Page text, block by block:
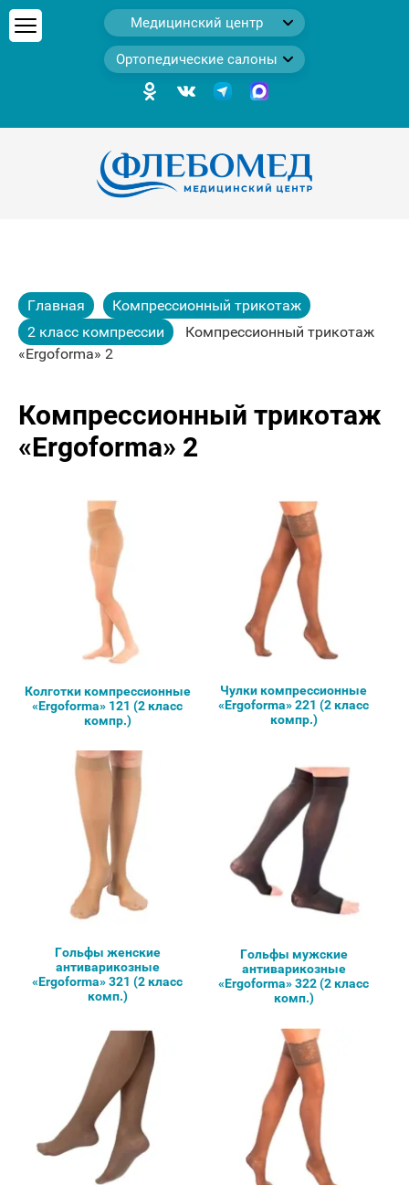
Медицинский центр
Ортопедические салоны
Главная
Компрессионный трикотаж
2 класс компрессии
Компрессионный трикотаж
«Ergoforma» 2
Компрессионный трикотаж
«Ergoforma» 2
Колготки компрессионные
«Ergoforma» 121 (2 класс
компр.)
Чулки компрессионные
«Ergoforma» 221 (2 класс
компр.)
Гольфы женские
антиварикозные
«Ergoforma» 321 (2 класс
комп.)
Гольфы мужские
антиварикозные
«Ergoforma» 322 (2 класс
комп.)